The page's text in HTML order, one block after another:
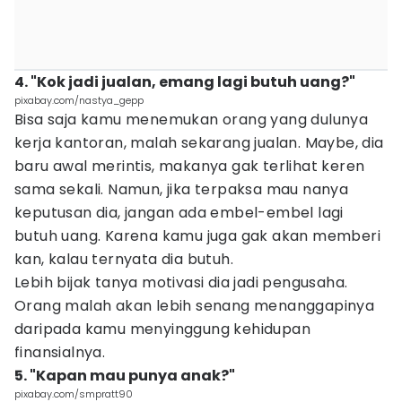
4. "Kok jadi jualan, emang lagi butuh uang?"
pixabay.com/nastya_gepp
Bisa saja kamu menemukan orang yang dulunya
kerja kantoran, malah sekarang jualan. Maybe, dia
baru awal merintis, makanya gak terlihat keren
sama sekali. Namun, jika terpaksa mau nanya
keputusan dia, jangan ada embel-embel lagi
butuh uang. Karena kamu juga gak akan memberi
kan, kalau ternyata dia butuh.
Lebih bijak tanya motivasi dia jadi pengusaha.
Orang malah akan lebih senang menanggapinya
daripada kamu menyinggung kehidupan
finansialnya.
5. "Kapan mau punya anak?"
pixabay.com/smpratt90